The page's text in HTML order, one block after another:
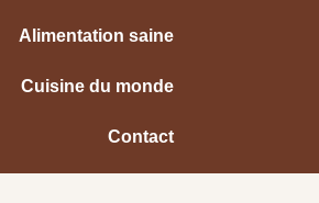
Alimentation saine
Cuisine du monde
Contact